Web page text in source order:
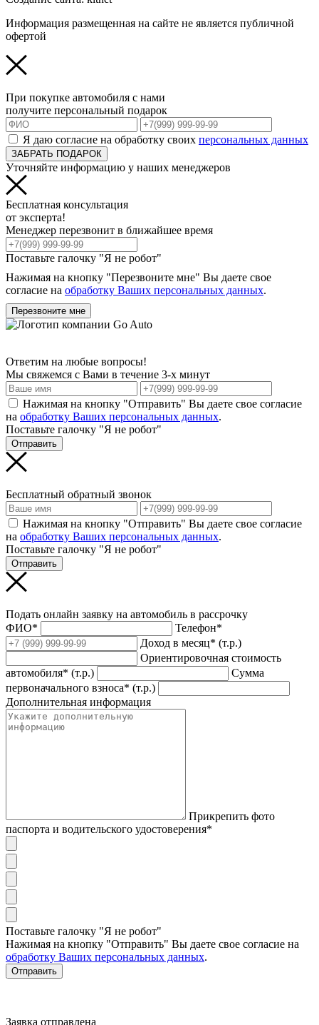
Информация размещенная на сайте не является публичной
офертой
При покупке автомобиля с нами
получите персональный подарок
Я даю согласие на обработку своих персональных данных
ЗАБРАТЬ ПОДАРОК
Уточняйте информацию у наших менеджеров
Бесплатная консультация
от эксперта!
Менеджер перезвонит в ближайшее время
Поставьте галочку "Я не робот"
Нажимая на кнопку "Перезвоните мне" Вы даете свое
согласие на обработку Ваших персональных данных.
Перезвоните мне
Ответим на любые вопросы!
Мы свяжемся с Вами в течение 3-х минут
Нажимая на кнопку "Отправить" Вы даете свое согласие
на обработку Ваших персональных данных.
Поставьте галочку "Я не робот"
Отправить
Бесплатный обратный звонок
Нажимая на кнопку "Отправить" Вы даете свое согласие
на обработку Ваших персональных данных.
Поставьте галочку "Я не робот"
Отправить
Подать онлайн заявку на автомобиль в рассрочку
ФИО*
Телефон*
Доход в месяц* (т.р.)
Ориентировочная стоимость
автомобиля* (т.р.)
Сумма
первоначального взноса* (т.р.)
Дополнительная информация
Прикрепить фото
паспорта и водительского удостоверения*
Поставьте галочку "Я не робот"
Нажимая на кнопку "Отправить" Вы даете свое согласие на
обработку Ваших персональных данных.
Отправить
Заявка отправлена